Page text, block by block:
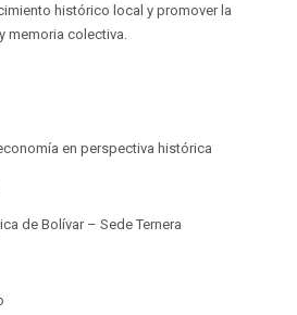
histórico local y promover la
memoria colectiva.
en perspectiva histórica
de Bolívar – Sede Ternera